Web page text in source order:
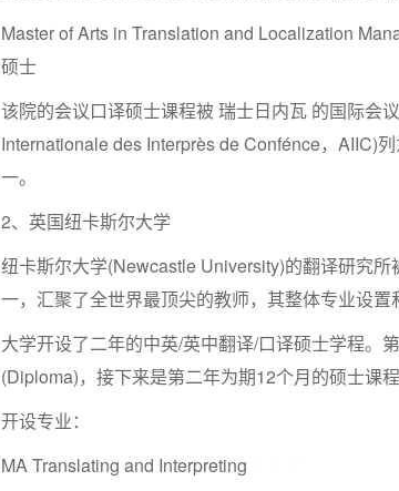
Master of Arts in Translation and Localization
硕士
该院的会议口译硕士课程被 瑞士日内瓦 的国际会
Internationale des Interprès de Confénce，AIIC)
一。
2、英国纽卡斯尔大学
纽卡斯尔大学(Newcastle University)的翻译研究
一，汇聚了全世界最顶尖的教师，其整体专业设置
大学开设了二年的中英/英中翻译/口译硕士学程。
(Diploma)，接下来是第二年为期12个月的硕士课
开设专业：
MA Translating and Interpreting